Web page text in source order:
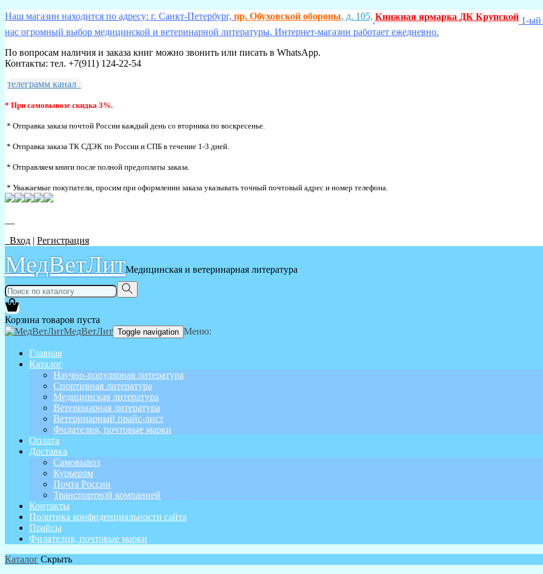
Наш магазин находится по адресу: г. Санкт-Петербург, пр. Обуховской обороны, д. 105,,Книжная ярмарка ДК Крупской 1-ый
нас огромный выбор медицинской и ветеринарной литературы. Интернет-магазин работает ежедневно.
По вопросам наличия и заказа книг можно звонить или писать в WhatsApp.
Контакты: тел. +7(911) 124-22-54
телеграмм канал
* При самовывозе скидка 3%.
* Отправка заказа почтой России каждый день со вторника по воскресенье.
* Отправка заказа ТК СДЭК по России и СПБ в течение 1-3 дней.
* Отправляем книги после полной предоплаты заказа.
* Уважаемые покупатели, просим при оформлении заказа указывать точный почтовый адрес и номер телефона.
Вход | Регистрация
МедВетЛитМедицинская и ветеринарная литература
Корзина товаров пуста
МедВетЛит Toggle navigation Меню:
Главная
Каталог
Научно-популярная литература
Спортивная литература
Медицинская литература
Ветеринарная литература
Ветеринарный прайс-лист
Филателия, почтовые марки
Оплата
Доставка
Самовывоз
Курьером
Почта России
Транспортной компанией
Контакты
Политика конфиденциальности сайта
Прайсы
Филателия, почтовые марки
Каталог Скрыть